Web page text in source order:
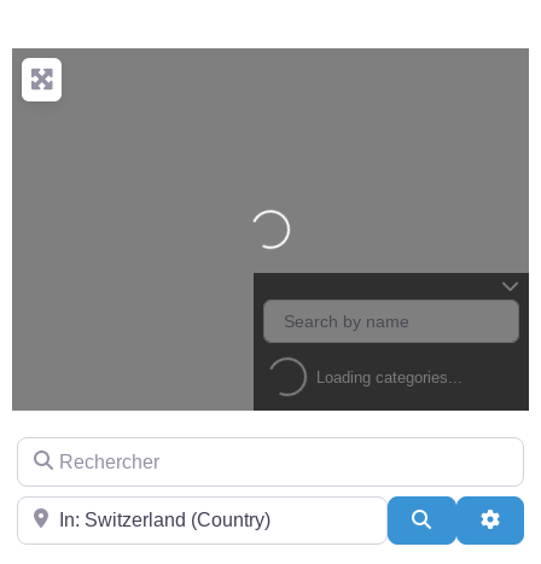
Loading...
Loading categories...
Rechercher
Près de
Search